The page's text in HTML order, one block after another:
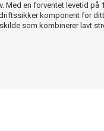
Med en forventet levetid på
komponent for
som kombinerer lavt